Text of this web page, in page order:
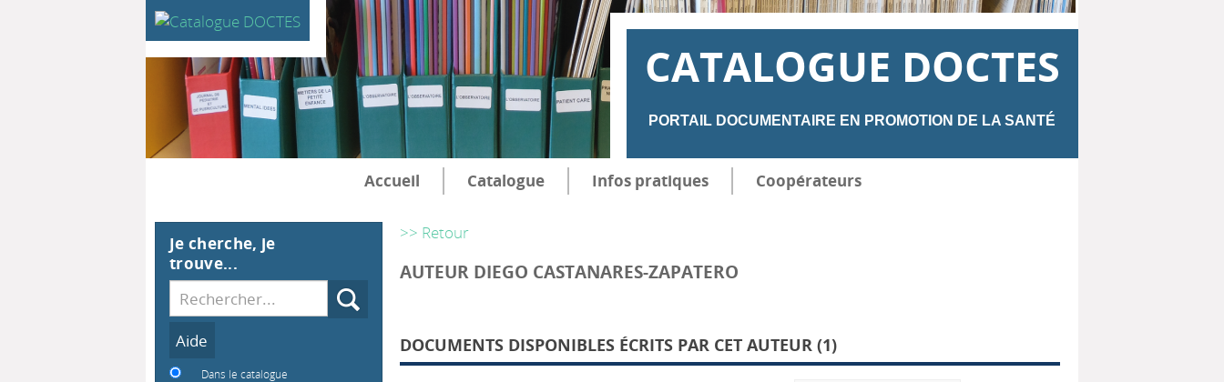
CATALOGUE DOCTES
PORTAIL DOCUMENTAIRE EN PROMOTION DE LA SANTÉ
Accueil Catalogue Infos pratiques Coopérateurs
>> Retour
AUTEUR DIEGO CASTANARES-ZAPATERO
DOCUMENTS DISPONIBLES ÉCRITS PAR CET AUTEUR (1)
Je cherche, je
trouve...
Recherche
Dans le catalogue